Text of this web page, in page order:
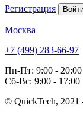
Регистрация
Москва
+7 (499) 283-66-97
Пн-Пт: 9:00 - 20:00
Сб-Вс: 9:00 - 17:00
© QuickTech, 2021